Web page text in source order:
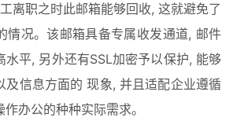
离职之时此邮箱能够回收, 这就避免了
情况。该邮箱具备专属收发通道, 邮件
水平, 另外还有SSL加密予以保护, 能够
及信息方面的 现象, 并且适配企业遵循
办公的种种实际需求。